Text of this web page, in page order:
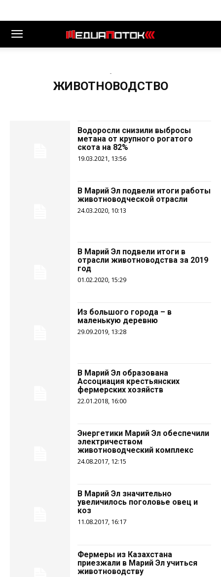
-
ЖИВОТНОВОДСТВО
Водоросли снизили выбросы
метана от крупного рогатого
скота на 82%
19.03.2021, 13:56
В Марий Эл подвели итоги работы
животноводческой отрасли
24.03.2020, 10:13
В Марий Эл подвели итоги в
отрасли животноводства за 2019
год
01.02.2020, 15:29
Из большого города – в
маленькую деревню
29.09.2019, 13:28
В Марий Эл образована
Ассоциация крестьянских
фермерских хозяйств
22.01.2018, 16:00
Энергетики Марий Эл обеспечили
электричеством
животноводческий комплекс
24.08.2017, 12:15
В Марий Эл значительно
увеличилось поголовье овец и
коз
11.08.2017, 16:17
Фермеры из Казахстана
приезжали в Марий Эл учиться
животноводству